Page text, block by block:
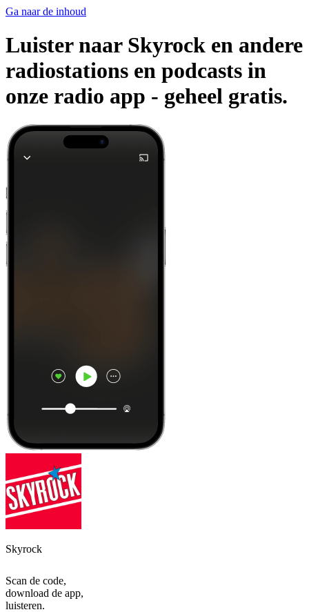
Ga naar de inhoud
Luister naar Skyrock en andere
radiostations en podcasts in
onze radio app - geheel gratis.
Skyrock
Scan de code,
download de app,
luisteren.